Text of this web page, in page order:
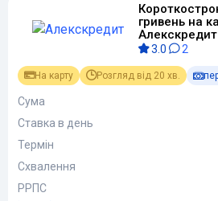
гривень на
Алекскредит
3.0 2
На карту Розгляд від 20 хв.
Сума
Ставка в день
Термін
Схвалення
РРПС